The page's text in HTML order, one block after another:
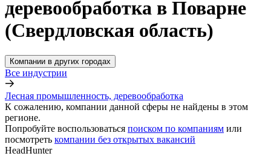
деревообработка в Поварне
(Свердловская область)
Компании в других городах
Все индустрии
Лесная промышленность, деревообработка
К сожалению, компании данной сферы не найдены в этом
регионе.
Попробуйте воспользоваться поиском по компаниям или
посмотреть компании без открытых вакансий
HeadHunter